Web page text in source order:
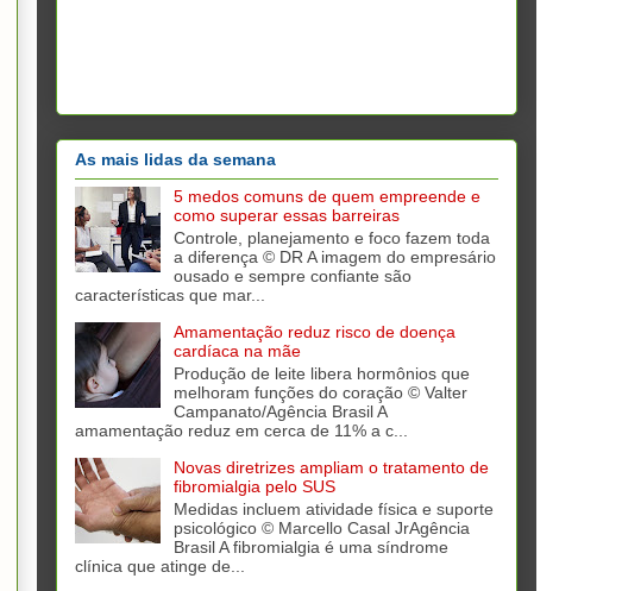
As mais lidas da semana
5 medos comuns de quem empreende e
como superar essas barreiras
Controle, planejamento e foco fazem toda
a diferença © DR A imagem do empresário
ousado e sempre confiante são
características que mar...
Amamentação reduz risco de doença
cardíaca na mãe
Produção de leite libera hormônios que
melhoram funções do coração © Valter
Campanato/Agência Brasil A
amamentação reduz em cerca de 11% a c...
Novas diretrizes ampliam o tratamento de
fibromialgia pelo SUS
Medidas incluem atividade física e suporte
psicológico © Marcello Casal JrAgência
Brasil A fibromialgia é uma síndrome
clínica que atinge de...